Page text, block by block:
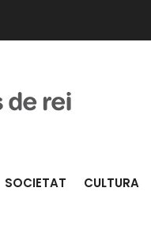
SOCIETAT CULTURA